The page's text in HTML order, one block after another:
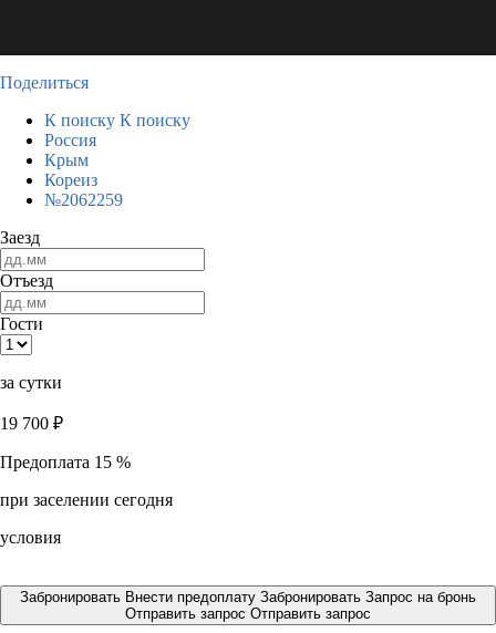
Поделиться
К поиску К поиску
Россия
Крым
Кореиз
№2062259
Заезд
Отъезд
Гости
за сутки
19 700 ₽
Предоплата 15 %
при заселении сегодня
условия
Забронировать Внести предоплату Забронировать Запрос на бронь
Отправить запрос Отправить запрос